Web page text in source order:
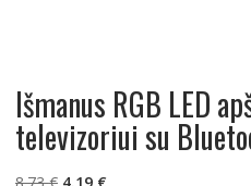
Išmanus RGB LED
televizoriui su
OriginalCurrent